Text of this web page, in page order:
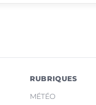
RUBRIQUES
MÉTÉO